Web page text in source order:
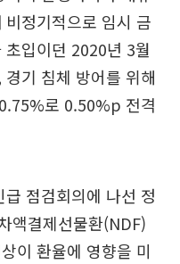
정기적으로 임시 금
입이던 2020년 3월
기 침체 방어를 위해
로 0.50%p 전격
점검회의에 나선 정
액결제선물환(NDF)
이 환율에 영향을 미